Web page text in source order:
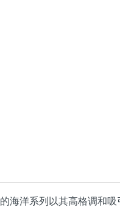
的海洋系列以其高格调和